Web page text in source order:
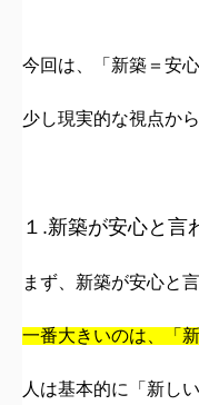
今回は、「新築＝安
少し現実的な視点か
１.新築が安心と言
まず、新築が安心と
一番大きいのは、 「
人は基本的に「新し